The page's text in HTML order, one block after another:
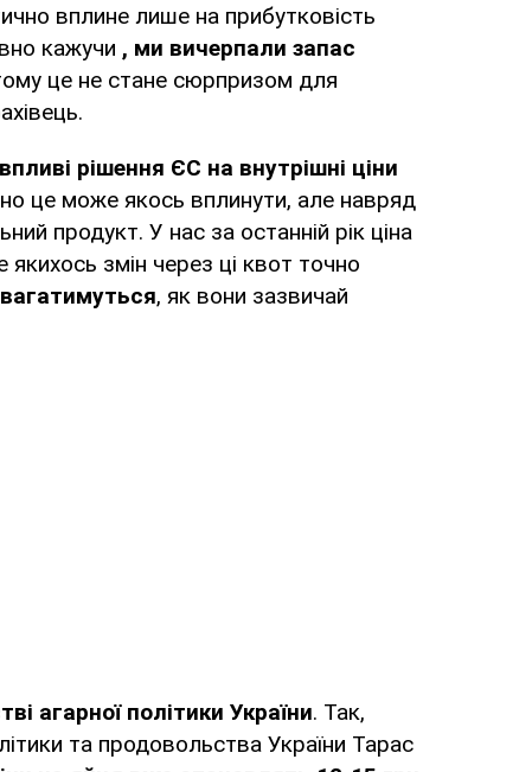
вплине лише на прибутковість
кажучи , ми вичерпали запас
це не стане сюрпризом для
рішення ЄС на внутрішні ціни
це може якось вплинути, але навряд
продукт. У нас за останній рік ціна
змін через ці квот точно
, як вони зазвичай
агарної політики України. Так,
та продовольства України Тарас